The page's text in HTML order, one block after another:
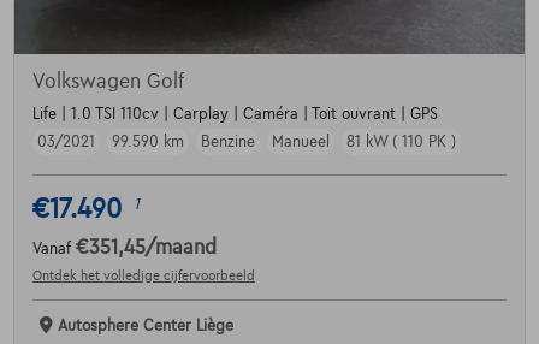
Volkswagen Golf
Life | 1.0 TSI 110cv | Carplay | Caméra | Toit ouvrant | GPS
03/2021
99.590 km Benzine Manueel 81 kW ( 110 PK )
€17.490 1
Vanaf €351,45/maand
Ontdek het volledige cijfervoorbeeld
Autosphere Center Liège